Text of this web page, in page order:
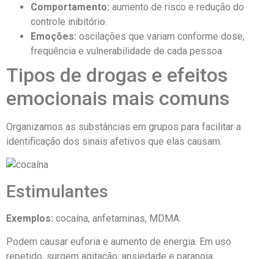
Comportamento: aumento de risco e redução do
controle inibitório.
Emoções: oscilações que variam conforme dose,
frequência e vulnerabilidade de cada pessoa.
Tipos de drogas e efeitos
emocionais mais comuns
Organizamos as substâncias em grupos para facilitar a
identificação dos sinais afetivos que elas causam.
Estimulantes
Exemplos: cocaína, anfetaminas, MDMA.
Podem causar euforia e aumento de energia. Em uso
repetido, surgem agitação, ansiedade e paranoia.